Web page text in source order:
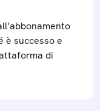
è successo e
di